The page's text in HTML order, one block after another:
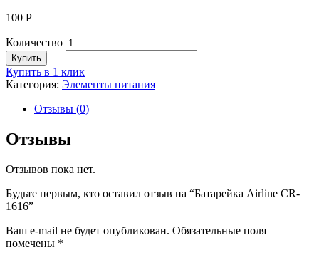
100 Р
Количество
Купить
Купить в 1 клик
Категория: Элементы питания
Отзывы (0)
Отзывы
Отзывов пока нет.
Будьте первым, кто оставил отзыв на “Батарейка Airline CR-
1616”
Ваш e-mail не будет опубликован. Обязательные поля
помечены *